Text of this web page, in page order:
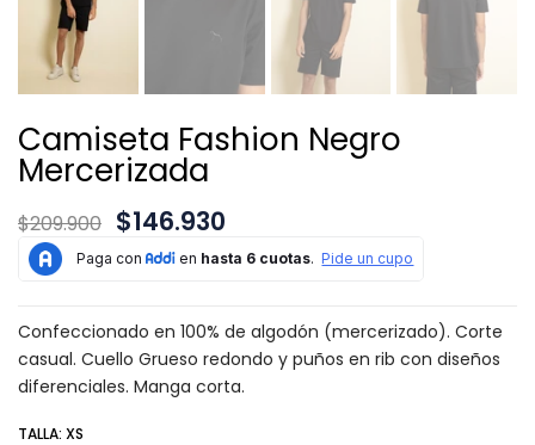
Camiseta Fashion Negro
Mercerizada
$209.900 $146.930
Confeccionado en 100% de algodón (mercerizado). Corte
casual. Cuello Grueso redondo y puños en rib con diseños
diferenciales. Manga corta.
TALLA: XS